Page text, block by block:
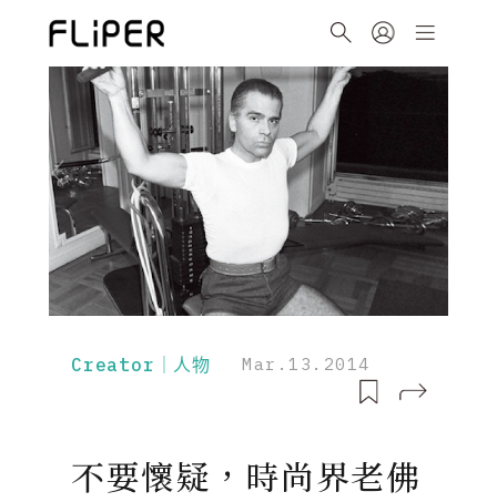
Creator｜人物 Mar.13.2014
不要懷疑，時尚界老佛